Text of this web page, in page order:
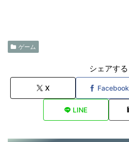
ゲーム
シェアする
X Facebook
LINE